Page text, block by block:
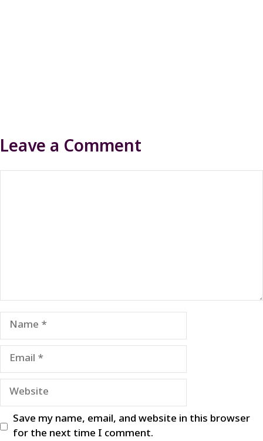
Leave a Comment
Name
Email
Website
Save my name, email, and website in this browser
for the next time I comment.